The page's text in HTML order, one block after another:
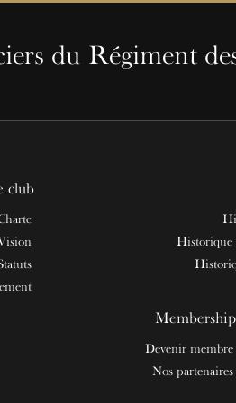
du Régiment
club
Historique
Membership
Devenir membre
Nos partenaires